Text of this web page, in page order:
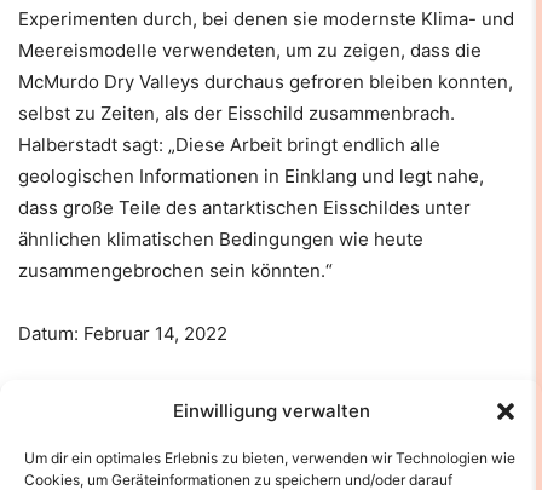
Einwilligung verwalten
Um dir ein optimales Erlebnis zu bieten, verwenden wir Technologien wie
Cookies, um Geräteinformationen zu speichern und/oder darauf
Experimenten durch, bei denen sie modernste Klima- und
Meereismodelle verwendeten, um zu zeigen, dass die
McMurdo Dry Valleys durchaus gefroren bleiben konnten,
selbst zu Zeiten, als der Eisschild zusammenbrach.
Halberstadt sagt: „Diese Arbeit bringt endlich alle
geologischen Informationen in Einklang und legt nahe,
dass große Teile des antarktischen Eisschildes unter
ähnlichen klimatischen Bedingungen wie heute
zusammengebrochen sein könnten.“
Datum: Februar 14, 2022
Anna Ruth W. Halberstadt, Douglas E. Kowalewski, Robert